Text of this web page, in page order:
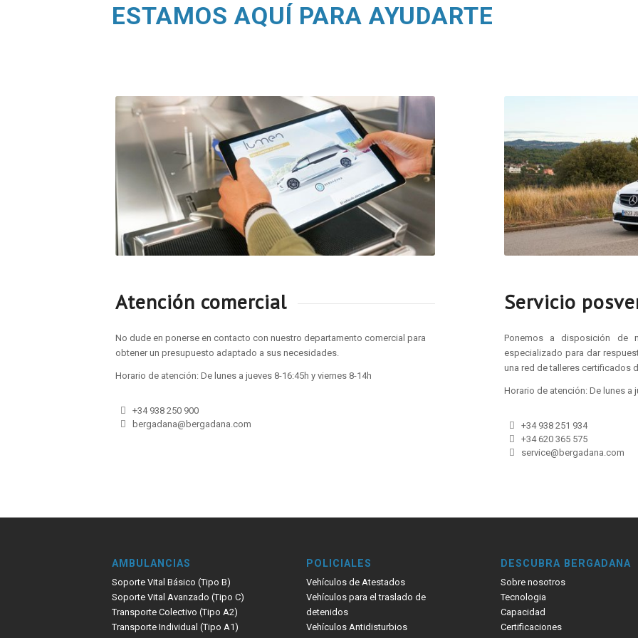
ESTAMOS AQUÍ PARA AYUDARTE
Atención comercial
No dude en ponerse en contacto con nuestro departamento comercial para
obtener un presupuesto adaptado a sus necesidades.
Horario de atención: De lunes a jueves 8-16:45h y viernes 8-14h
+34 938 250 900
bergadana@bergadana.com
Servicio
Ponemos a disposición de
especializado para dar
una red de talleres certificados
Horario de atención: De lunes a
+34 938 251 934
+34 620 365 575
service@bergadana.com
AMBULANCIAS
Soporte Vital Básico (Tipo B)
Soporte Vital Avanzado (Tipo C)
Transporte Colectivo (Tipo A2)
Transporte Individual (Tipo A1)
POLICIALES
Vehículos de Atestados
Vehículos para el traslado de
detenidos
Vehículos Antidisturbios
DESCUBRA BERGADANA
Sobre nosotros
Tecnologia
Capacidad
Certificaciones